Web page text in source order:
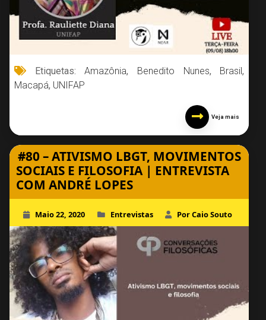
Etiquetas:Amazônia, Benedito Nunes, Brasil,
Macapá, UNIFAP
Veja mais
#80 – ATIVISMO LBGT, MOVIMENTOS
SOCIAIS E FILOSOFIA | ENTREVISTA
COM ANDRÉ LOPES
Maio 22, 2020 Entrevistas Por Caio Souto